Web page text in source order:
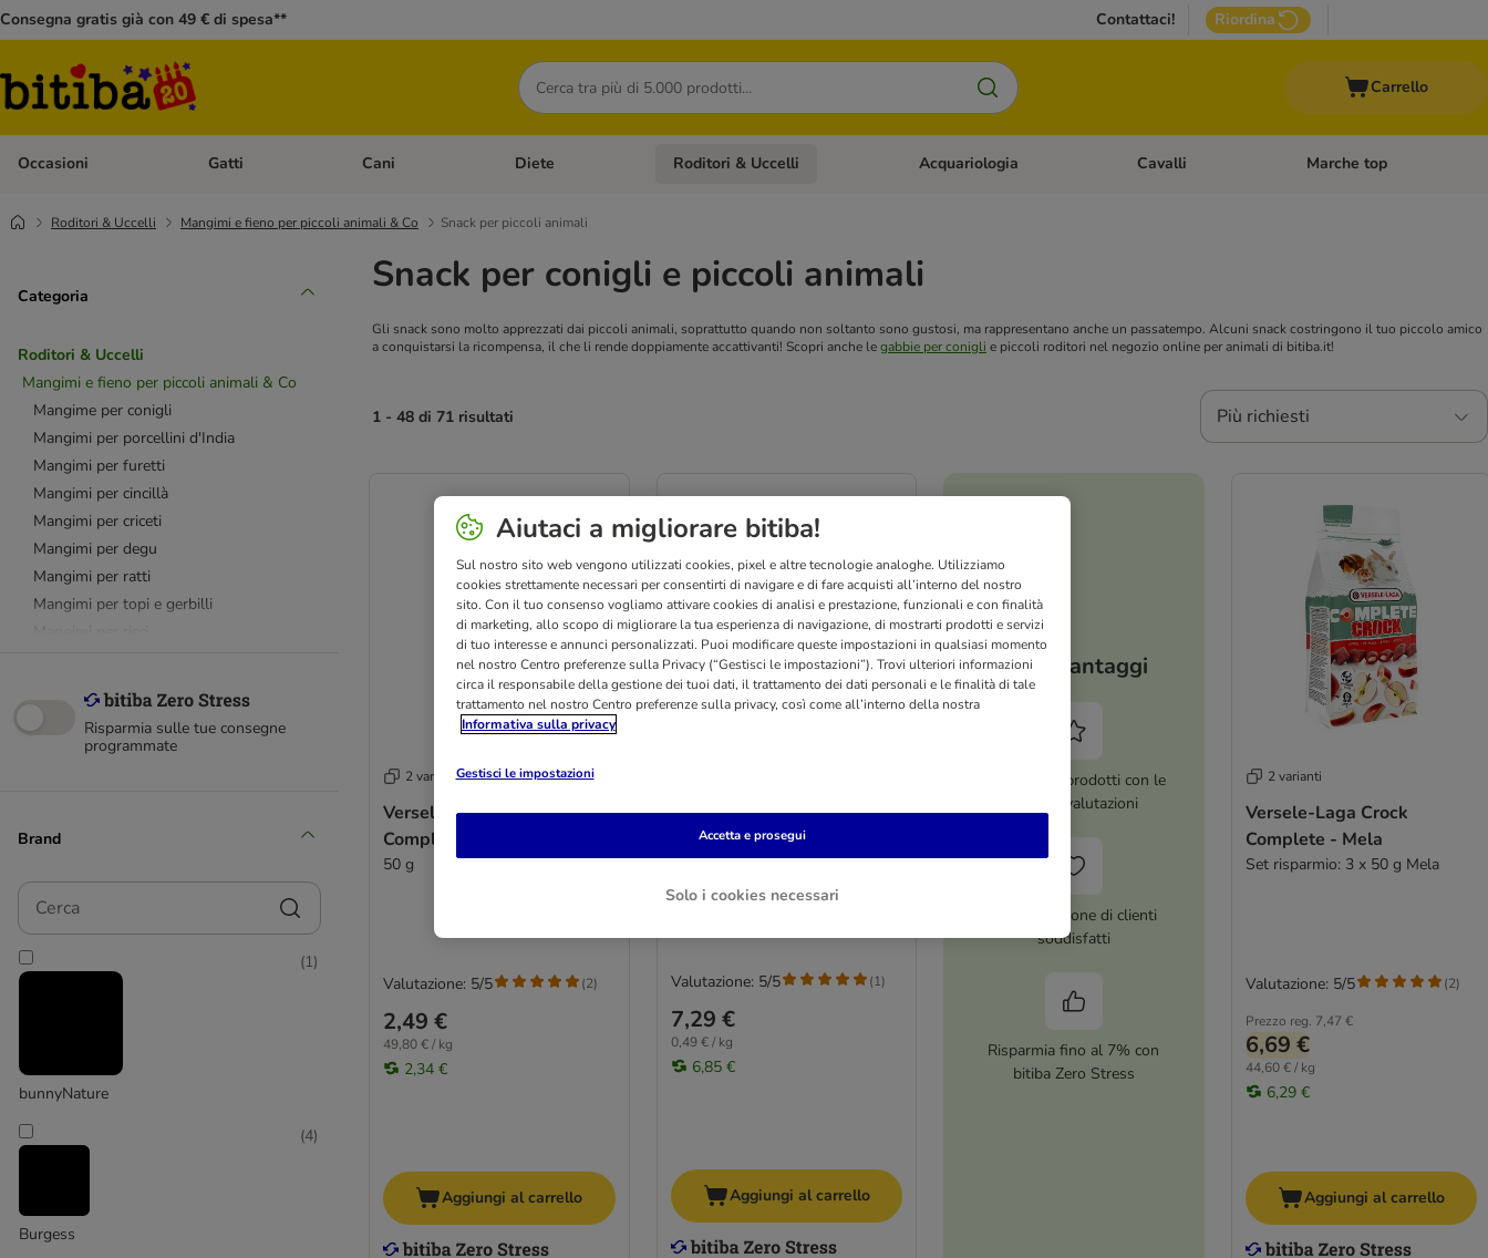
Consegna gratis già con 49 € di spesa** Contattaci! Riordina
Cerca
Carrello
Occasioni Apri Menù Categoria: Occasioni
Gatti Apri Menù Categoria: Gatti
Cani Apri Menù Categoria: Cani
Diete Apri Menù Categoria: Diete
Roditori & Uccelli Apri Menù Categoria: Roditori & Uccelli
Acquariologia Apri Menù Categoria: Acquariologia
Cavalli Apri Menù Categoria: Cavalli
Marche top
Roditori & Uccelli Mangimi e fieno per piccoli animali & Co Snack per piccoli animali
Categoria
Roditori & Uccelli
Mangimi e fieno per piccoli animali & Co
Mangime per conigli
Mangimi per porcellini d'India
Mangimi per furetti
Mangimi per cincillà
Mangimi per criceti
Mangimi per degu
Mangimi per ratti
Mangimi per topi e gerbilli
JR Farm
Vitakraft
Fieno e paglia per piccoli animali
Snack per piccoli animali
Complementi alimentari
Supreme Science Selective
Risparmia sulle tue consegne
programmate
Brand
Cerca
bunnyNature
(1)
Burgess
(4)
Snack per conigli e piccoli animali
Gli snack sono molto apprezzati dai piccoli animali, soprattutto quando non soltanto sono gustosi, ma rappresentano anche un passatempo. Alcuni snack costringono il tuo piccolo amico
a conquistarsi la ricompensa, il che li rende doppiamente accattivanti! Scopri anche legabbie per conigli e piccoli roditori nel negozio online per animali di bitiba.it!
1 - 48 di 71 risultati Più richiesti
2 varianti
Versele-Laga Crock
Complete - Mela
50 g
2,49 €
49,80 € / kg
2,34 €
Valutazione: 5/5 (2)
Aggiungi al carrello
JR Farm Radici di Tarassaco
150 g
7,29 €
0,49 € / kg
6,85 €
Valutazione: 5/5 (1)
Aggiungi al carrello
I tuoi vantaggi
Oltre 8.000 prodotti con le
migliori valutazioni
Più di 1 milione di clienti
soddisfatti
Risparmia fino al 7% con
bitiba Zero Stress
2 varianti
Versele-Laga Crock
Complete - Mela
Set risparmio: 3 x 50 g Mela
Prezzo reg. 7,47 €
6,69 €
44,60 € / kg
6,29 €
Valutazione: 5/5 (2)
Aggiungi al carrello
Aiutaci a migliorare bitiba!
Sul nostro sito web vengono utilizzati cookies, pixel e altre tecnologie analoghe. Utilizziamo
cookies strettamente necessari per consentirti di navigare e di fare acquisti all’interno del nostro
sito. Con il tuo consenso vogliamo attivare cookies di analisi e prestazione, funzionali e con finalità
di marketing, allo scopo di migliorare la tua esperienza di navigazione, di mostrarti prodotti e servizi
di tuo interesse e annunci personalizzati. Puoi modificare queste impostazioni in qualsiasi momento
nel nostro Centro preferenze sulla Privacy (“Gestisci le impostazioni”). Trovi ulteriori informazioni
circa il responsabile della gestione dei tuoi dati, il trattamento dei dati personali e le finalità di tale
trattamento nel nostro Centro preferenze sulla privacy, così come all’interno della nostra
Informativa sulla privacy
Gestisci le impostazioni
Solo i cookies necessari
Accetta e prosegui